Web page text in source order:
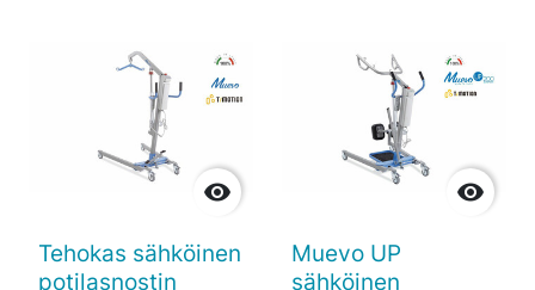

Tehokas sähköinen
potilasnostin

Muevo UP
sähköinen